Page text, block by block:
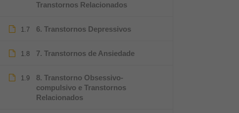
Transtornos Relacionados
1.7 6. Transtornos Depressivos
1.8 7. Transtornos de Ansiedade
1.9
8. Transtorno Obsessivo-
compulsivo e Transtornos
Relacionados